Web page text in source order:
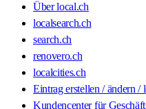
Über local.ch
localsearch.ch
search.ch
renovero.ch
localcities.ch
Eintrag erstellen / ändern /
Kundencenter für